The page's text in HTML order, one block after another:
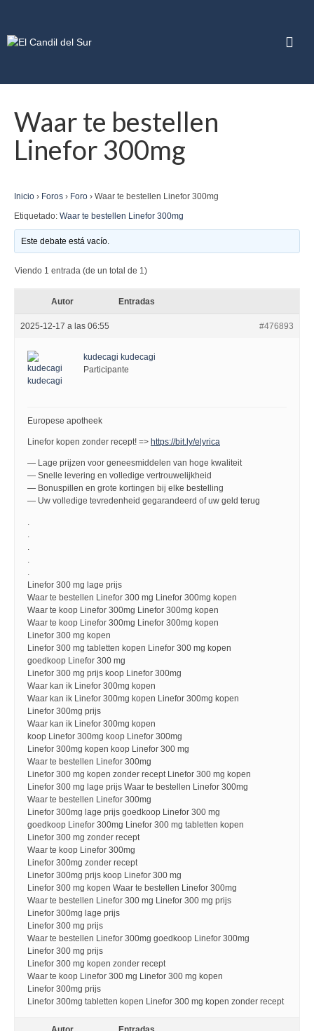
Waar te bestellen
Linefor 300mg
Inicio › Foros › Foro › Waar te bestellen Linefor 300mg
Etiquetado: Waar te bestellen Linefor 300mg
Este debate está vacío.
Viendo 1 entrada (de un total de 1)
Autor Entradas
2025-12-17 a las 06:55 #476893
kudecagi kudecagi
Participante
Europese apotheek
Linefor kopen zonder recept! => https://bit.ly/elyrica
— Lage prijzen voor geneesmiddelen van hoge kwaliteit
— Snelle levering en volledige vertrouwelijkheid
— Bonuspillen en grote kortingen bij elke bestelling
— Uw volledige tevredenheid gegarandeerd of uw geld terug
.
.
.
.
.
Linefor 300 mg lage prijs
Waar te bestellen Linefor 300 mg Linefor 300mg kopen
Waar te koop Linefor 300mg Linefor 300mg kopen
Waar te koop Linefor 300mg Linefor 300mg kopen
Linefor 300 mg kopen
Linefor 300 mg tabletten kopen Linefor 300 mg kopen
goedkoop Linefor 300 mg
Linefor 300 mg prijs koop Linefor 300mg
Waar kan ik Linefor 300mg kopen
Waar kan ik Linefor 300mg kopen Linefor 300mg kopen
Linefor 300mg prijs
Waar kan ik Linefor 300mg kopen
koop Linefor 300mg koop Linefor 300mg
Linefor 300mg kopen koop Linefor 300 mg
Waar te bestellen Linefor 300mg
Linefor 300 mg kopen zonder recept Linefor 300 mg kopen
Linefor 300 mg lage prijs Waar te bestellen Linefor 300mg
Waar te bestellen Linefor 300mg
Linefor 300mg lage prijs goedkoop Linefor 300 mg
goedkoop Linefor 300mg Linefor 300 mg tabletten kopen
Linefor 300 mg zonder recept
Waar te koop Linefor 300mg
Linefor 300mg zonder recept
Linefor 300mg prijs koop Linefor 300 mg
Linefor 300 mg kopen Waar te bestellen Linefor 300mg
Waar te bestellen Linefor 300 mg Linefor 300 mg prijs
Linefor 300mg lage prijs
Linefor 300 mg prijs
Waar te bestellen Linefor 300mg goedkoop Linefor 300mg
Linefor 300 mg prijs
Linefor 300 mg kopen zonder recept
Waar te koop Linefor 300 mg Linefor 300 mg kopen
Linefor 300mg prijs
Linefor 300mg tabletten kopen Linefor 300 mg kopen zonder recept